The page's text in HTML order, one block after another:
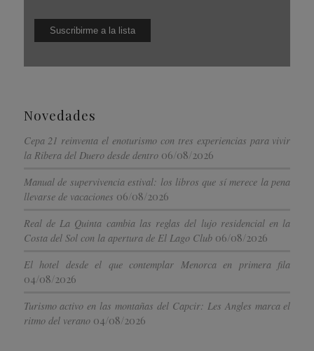
Novedades
Cepa 21 reinventa el enoturismo con tres experiencias para vivir
la Ribera del Duero desde dentro 06/08/2026
Manual de supervivencia estival: los libros que sí merece la pena
llevarse de vacaciones 06/08/2026
Real de La Quinta cambia las reglas del lujo residencial en la
Costa del Sol con la apertura de El Lago Club 06/08/2026
El hotel desde el que contemplar Menorca en primera fila
04/08/2026
Turismo activo en las montañas del Capcir: Les Angles marca el
ritmo del verano 04/08/2026